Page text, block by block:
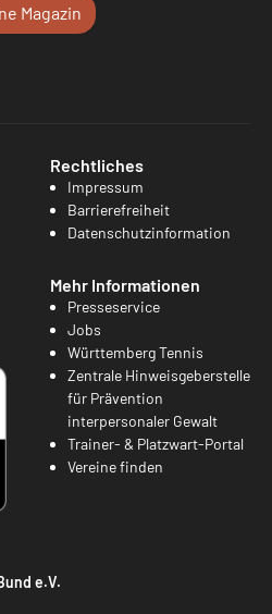
Magazin
Rechtliches
Impressum
Barrierefreiheit
Datenschutzinformation
Mehr Informationen
Presseservice
Jobs
Württemberg Tennis
Zentrale Hinweisgeberstelle
für Prävention
interpersonaler Gewalt
Trainer- & Platzwart-Portal
Vereine finden
e.V.